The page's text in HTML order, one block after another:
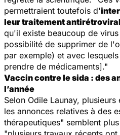
permettraient toutefois d'
leur traitement antirétroviral
qu'il existe beaucoup de
possibilité de supprimer de
par exemple) et avec
prendre de médicaments]."
Vaccin contre le sida : des
l’année
Selon Odile Launay,
les annonces relatives à des
thérapeutiques" semblent